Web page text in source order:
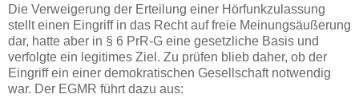
Die Verweigerung der Erteilung einer Hörfunkzulassung
stellt einen Eingriff in das Recht auf freie Meinungsäußerung
dar, hatte aber in § 6 PrR-G eine gesetzliche Basis und
verfolgte ein legitimes Ziel. Zu prüfen blieb daher, ob der
Eingriff ein einer demokratischen Gesellschaft notwendig
war. Der EGMR führt dazu aus: